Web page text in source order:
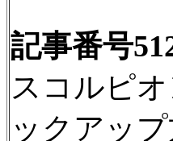
記事番号
スコルピ
ックアッ